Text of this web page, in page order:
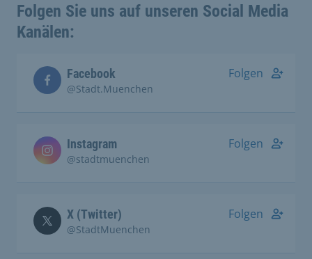
Folgen Sie uns auf unseren Social Media
Kanälen:
Facebook
@Stadt.Muenchen
Folgen
Instagram
@stadtmuenchen
Folgen
X (Twitter)
@StadtMuenchen
Folgen